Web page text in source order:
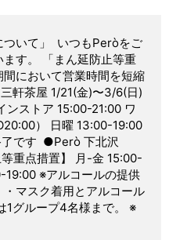
ついて」 ⁡ いつもPeròをご
す。 「まん延防止等重
において営業時間を短縮
軒茶屋 1/21(金)〜3/6(日)
ンストア 15:00-21:00 ワ
） 日曜 13:00-19:00
です ⁡ ●Però 下北沢
重点措置】 月-金 15:00-
※アルコールの提供
マスク着用とアルコール
1グループ4名様まで。 ※